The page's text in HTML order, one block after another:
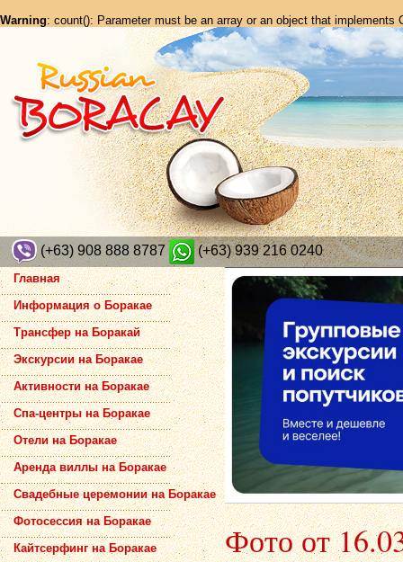
Warning: count(): Parameter must be an array or an object that implements
(+63) 908 888 8787 (+63) 939 216 0240
Главная
Информация о Боракае
Трансфер на Боракай
Экскурсии на Боракае
Активности на Боракае
Спа-центры на Боракае
Отели на Боракае
Аренда виллы на Боракае
Свадебные церемонии на Боракае
Фотосессия на Боракае
Кайтсерфинг на Боракае
Фото от